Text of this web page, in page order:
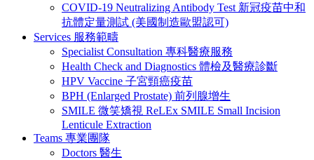
COVID-19 Neutralizing Antibody Test 新冠疫苗中和
抗體定量測試 (美國制造歐盟認可)
Services 服務範疇
Specialist Consultation 專科醫療服務
Health Check and Diagnostics 體檢及醫療診斷
HPV Vaccine 子宮頸癌疫苗
BPH (Enlarged Prostate) 前列腺增生
SMILE 微笑矯視 ReLEx SMILE Small Incision
Lenticule Extraction
Teams 專業團隊
Doctors 醫生